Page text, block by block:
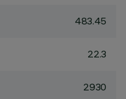
483.45
22.3
2930